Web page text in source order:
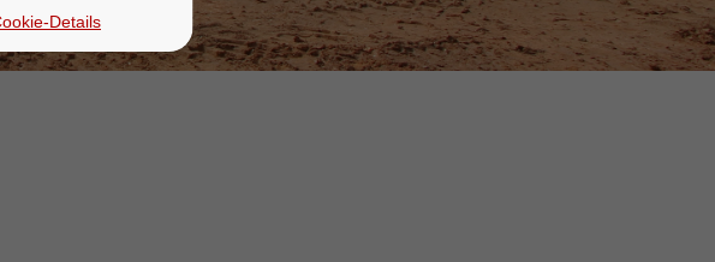
Details